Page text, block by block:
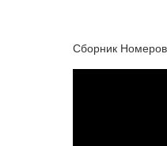
Сборник